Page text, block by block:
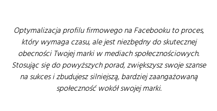
Optymalizacja profilu firmowego na Facebooku to proces,
który wymaga czasu, ale jest niezbędny do skutecznej
obecności Twojej marki w mediach społecznościowych.
Stosując się do powyższych porad, zwiększysz swoje szanse
na sukces i zbudujesz silniejszą, bardziej zaangażowaną
społeczność wokół swojej marki.